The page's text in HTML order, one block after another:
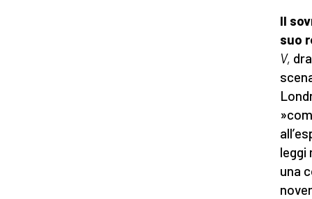
Il
suo
V,
all’
leggi
una